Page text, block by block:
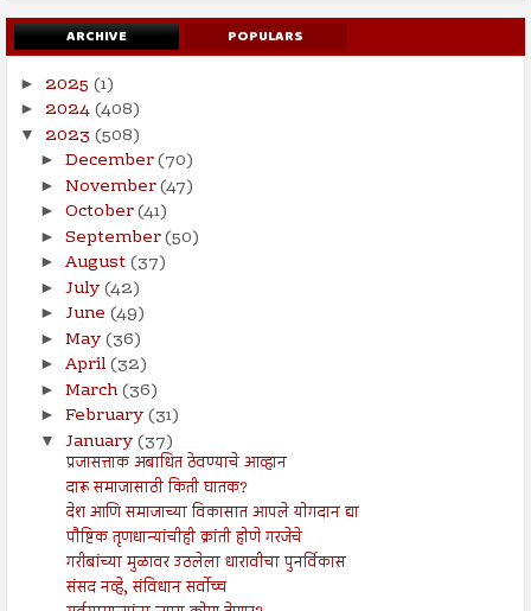
ARCHIVE POPULARS
► 2025 (1)
► 2024(408)
▼ 2023 (508)
► December(70)
► November(47)
► October(41)
► September(50)
► August(37)
► July(42)
► June (49)
► May(36)
► April(32)
► March(36)
► February(31)
▼ January(37)
प्रजासत्ताक अबाधित ठेवण्याचे आव्हान
दारू समाजासाठी किती घातक?
देश आणि समाजाच्या विकासात आपले योगदान द्या
पौष्टिक तृणधान्यांचीही क्रांती होणे गरजेचे
गरीबांच्या मुळावर उठलेला धारावीचा पुनर्विकास
संसद नव्हे, संविधान सर्वोच्च